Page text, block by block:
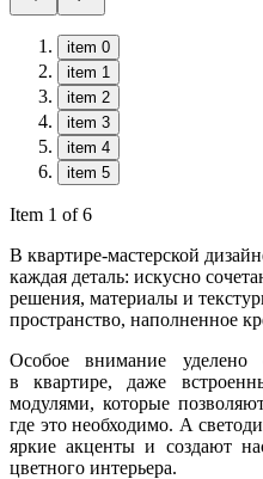
item 0
item 1
item 2
item 3
item 4
item 5
Item 1 of 6
В квартире-мастерской
каждая деталь: искусно
решения, материалы и
пространство, наполненное
Особое внимание уделено
в квартире, даже
модулями, которые
где это необходимо. А
яркие акценты и создают
цветного интерьера.